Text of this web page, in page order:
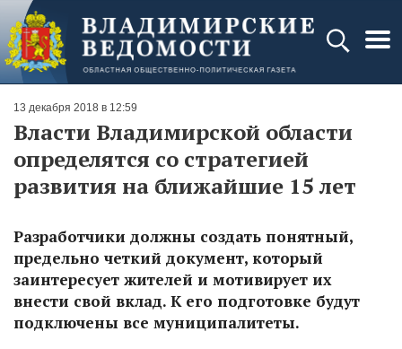
13 декабря 2018 в 12:59
Власти Владимирской области
определятся со стратегией
развития на ближайшие 15 лет
Разработчики должны создать понятный,
предельно четкий документ, который
заинтересует жителей и мотивирует их
внести свой вклад. К его подготовке будут
подключены все муниципалитеты.